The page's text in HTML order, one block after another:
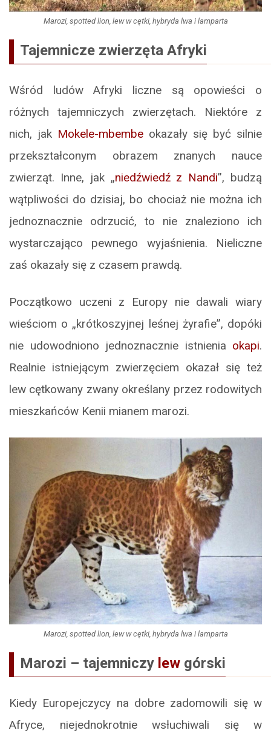
Marozi, spotted lion, lew w cętki, hybryda lwa i lamparta
Tajemnicze zwierzęta Afryki
Wśród ludów Afryki liczne są opowieści o
różnych tajemniczych zwierzętach. Niektóre z
nich, jak Mokele-mbembe okazały się być silnie
przekształconym obrazem znanych nauce
zwierząt. Inne, jak „niedźwiedź z Nandi”, budzą
wątpliwości do dzisiaj, bo chociaż nie można ich
jednoznacznie odrzucić, to nie znaleziono ich
wystarczająco pewnego wyjaśnienia. Nieliczne
zaś okazały się z czasem prawdą.
Początkowo uczeni z Europy nie dawali wiary
wieściom o „krótkoszyjnej leśnej żyrafie”, dopóki
nie udowodniono jednoznacznie istnienia okapi.
Realnie istniejącym zwierzęciem okazał się też
lew cętkowany zwany określany przez rodowitych
mieszkańców Kenii mianem marozi.
Marozi, spotted lion, lew w cętki, hybryda lwa i lamparta
Marozi – tajemniczy lew górski
Kiedy Europejczycy na dobre zadomowili się w
Afryce, niejednokrotnie wsłuchiwali się w